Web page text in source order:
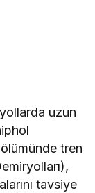
uzun
tren
tavsiye